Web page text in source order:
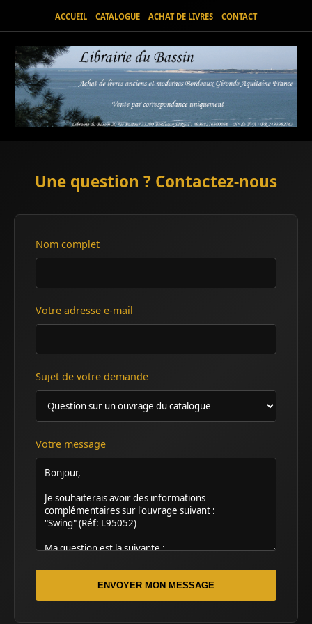
ACCUEIL CATALOGUE ACHAT DE LIVRES CONTACT
Une question ? Contactez-nous
Nom complet
Votre adresse e-mail
Sujet de votre demande
Votre message
ENVOYER MON MESSAGE